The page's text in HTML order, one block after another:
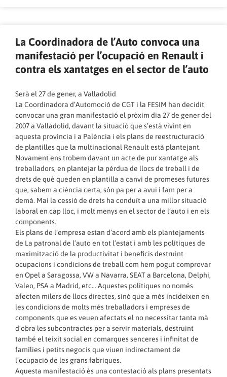
La Coordinadora de l’Auto convoca una
manifestació per l’ocupació en Renault i
contra els xantatges en el sector de l’auto
Serà el 27 de gener, a Valladolid
La Coordinadora d’Automoció de CGT i la FESIM han decidit
convocar una gran manifestació el pròxim dia 27 de gener del
2007 a Valladolid, davant la situació que s’està vivint en
aquesta província i a Palència i els plans de reestructuració
de plantilles que la multinacional Renault està plantejant.
Novament ens trobem davant un acte de pur xantatge als
treballadors, en plantejar la pèrdua de llocs de treball i de
drets de què queden en plantilla a canvi de promeses futures
que, sabem a ciència certa, són pa per a avui i fam per a
demà. Mai la cessió de drets ha conduït a una millor situació
laboral en cap lloc, i molt menys en el sector de l’auto i en els
components.
Els plans de l’empresa estan d’acord amb els plantejaments
de La patronal de l’auto en tot l’estat i amb les polítiques de
maximització de la productivitat i beneficis destruint
ocupacions i condicions de treball com hem pogut comprovar
en Opel a Saragossa, VW a Navarra, SEAT a Barcelona, Delphi,
Valeo, PSA a Madrid, etc… Aquestes polítiques no només
afecten milers de llocs directes, sinó que a més incideixen en
les condicions de molts més treballadors i empreses de
components que es veuen afectats el no necessitar tanta mà
d’obra les subcontractes per a servir materials, destruint
també el teixit social en comarques senceres i infinitat de
famílies i petits negocis que viuen indirectament de
l’ocupació de les grans fabriques.
Aquesta manifestació és una contestació als plans presentats